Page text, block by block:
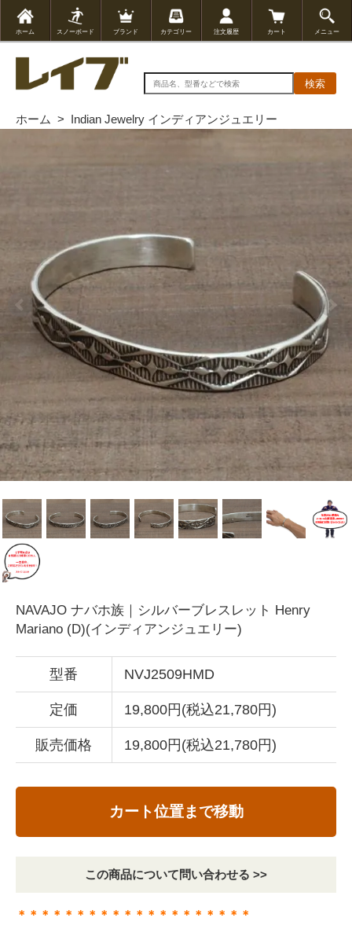
ホーム スノーボード ブランド カテゴリー 注文履歴 カート メニュー
検索
ホーム > Indian Jewelry インディアンジュエリー
NAVAJO ナバホ族｜シルバーブレスレット Henry
Mariano (D)(インディアンジュエリー)
型番 NVJ2509HMD
定価 19,800円(税込21,780円)
販売価格 19,800円(税込21,780円)
カート位置まで移動
この商品について問い合わせる >>
＊＊＊＊＊＊＊＊＊＊＊＊＊＊＊＊＊＊＊＊